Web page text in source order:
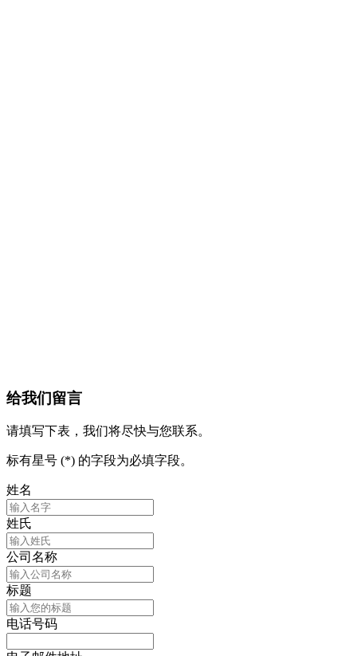
给我们留言
请填写下表，我们将尽快与您联系。
标有星号 (*) 的字段为必填字段。
姓名
姓氏
公司名称
标题
电话号码